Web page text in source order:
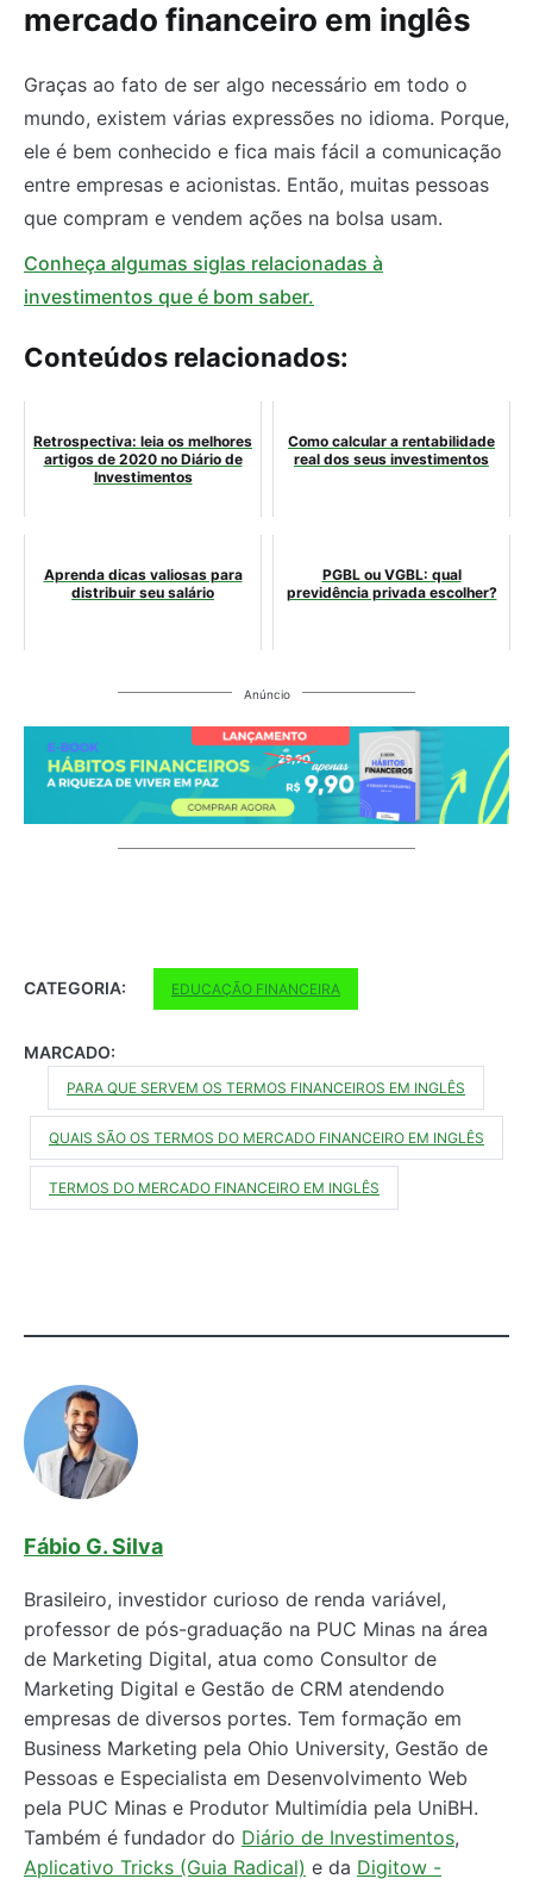
mercado financeiro em inglês
Graças ao fato de ser algo necessário em todo o
mundo, existem várias expressões no idioma. Porque,
ele é bem conhecido e fica mais fácil a comunicação
entre empresas e acionistas. Então, muitas pessoas
que compram e vendem ações na bolsa usam.
Conheça algumas siglas relacionadas à
investimentos que é bom saber.
Conteúdos relacionados:
Retrospectiva: leia os melhores
artigos de 2020 no Diário de
Investimentos
Como calcular a rentabilidade
real dos seus investimentos
Aprenda dicas valiosas para
distribuir seu salário
PGBL ou VGBL: qual
previdência privada escolher?
Anúncio
CATEGORIA: EDUCAÇÃO FINANCEIRA
MARCADO:
PARA QUE SERVEM OS TERMOS FINANCEIROS EM INGLÊS
QUAIS SÃO OS TERMOS DO MERCADO FINANCEIRO EM INGLÊS
TERMOS DO MERCADO FINANCEIRO EM INGLÊS
Fábio G. Silva
Brasileiro, investidor curioso de renda variável,
professor de pós-graduação na PUC Minas na área
de Marketing Digital, atua como Consultor de
Marketing Digital e Gestão de CRM atendendo
empresas de diversos portes. Tem formação em
Business Marketing pela Ohio University, Gestão de
Pessoas e Especialista em Desenvolvimento Web
pela PUC Minas e Produtor Multimídia pela UniBH.
Também é fundador do Diário de Investimentos,
Aplicativo Tricks (Guia Radical) e da Digitow -